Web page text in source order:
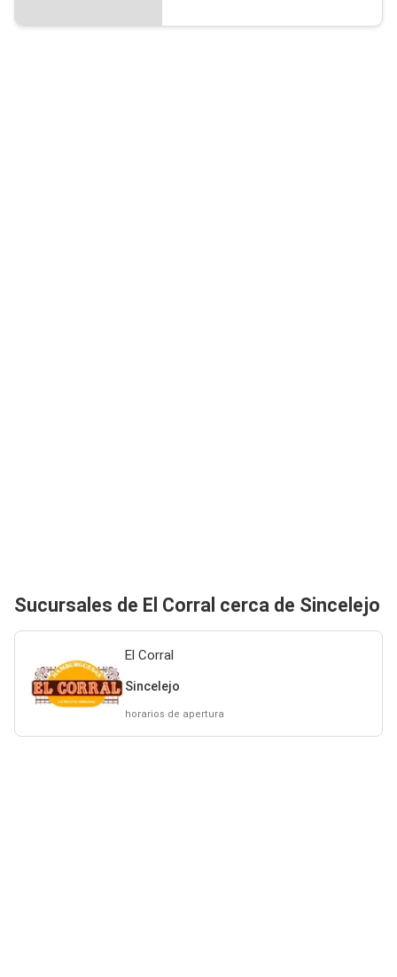
Sucursales de El Corral cerca de Sincelejo
El Corral
Sincelejo
horarios de apertura